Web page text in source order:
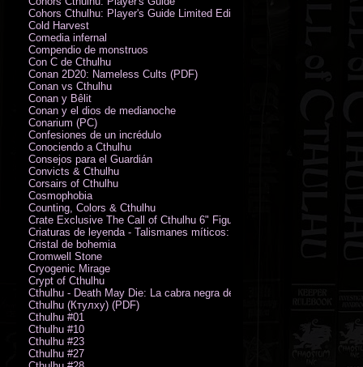
Cohors Cthulhu: Player's Guide Limited Edition
Cold Harvest
Comedia infernal
Compendio de monstruos
Con C de Cthulhu
Conan 2D20: Nameless Cults (PDF)
Conan vs Cthulhu
Conan y Bêlit
Conan y el dios de medianoche
Conarium (PC)
Confesiones de un incrédulo
Conociendo a Cthulhu
Consejos para el Guardián
Convicts & Cthulhu
Corsairs of Cthulhu
Cosmophobia
Counting, Colors & Cthulhu
Crate Exclusive The Call of Cthulhu 6" Figure von Austin James
Criaturas de leyenda - Talismanes míticos: Símbolo arcano
Cristal de bohemia
Cromwell Stone
Cryogenic Mirage
Crypt of Cthulhu
Cthulhu - Death May Die: La cabra negra de los bosques
Cthulhu (Ктулху) (PDF)
Cthulhu #01
Cthulhu #10
Cthulhu #23
Cthulhu #27